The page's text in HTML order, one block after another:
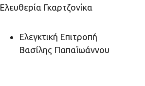
Ελευθερία Γκαρτζονίκα
Ελεγκτική Επιτροπή
Βασίλης Παπαϊωάννου